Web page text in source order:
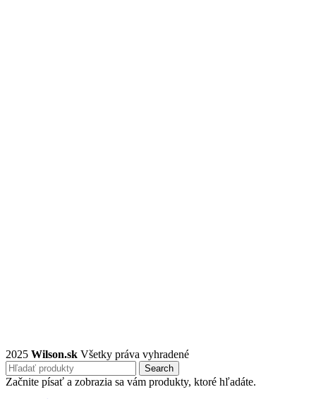
2025 Wilson.sk Všetky práva vyhradené
Search
Začnite písať a zobrazia sa vám produkty, ktoré hľadáte.